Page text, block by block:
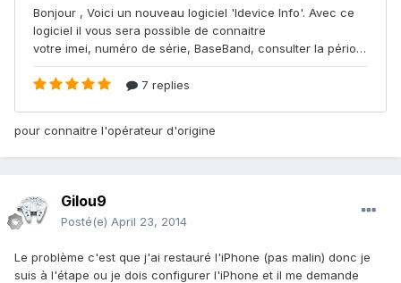
pour connaitre l'opérateur d'origine
Gilou9
Posté(e) April 23, 2014
Le problème c'est que j'ai restauré l'iPhone (pas malin) donc je
suis à l'étape ou je dois configurer l'iPhone et il me demande